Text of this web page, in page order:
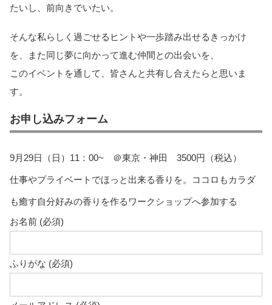
たいし、前向きでいたい。
そんな私らしく過ごせるヒントや一歩踏み出せるきっかけ
を、また同じ夢に向かって進む仲間との出会いを、
このイベントを通して、皆さんと共有し合えたらと思いま
す。
お申し込みフォーム
9月29日（日）11：00~ ＠東京・神田 3500円（税込）
仕事やプライベートでほっと出来る香りを。ココロもカラダ
も癒す自分好みの香りを作るワークショップへ参加する
お名前 (必須)
ふりがな (必須)